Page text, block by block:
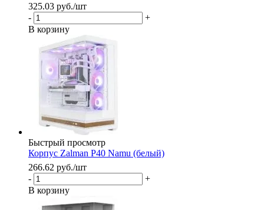
325.03 руб./шт
-
+
В корзину
Быстрый просмотр
Корпус Zalman P40 Namu (белый)
266.62 руб./шт
-
+
В корзину